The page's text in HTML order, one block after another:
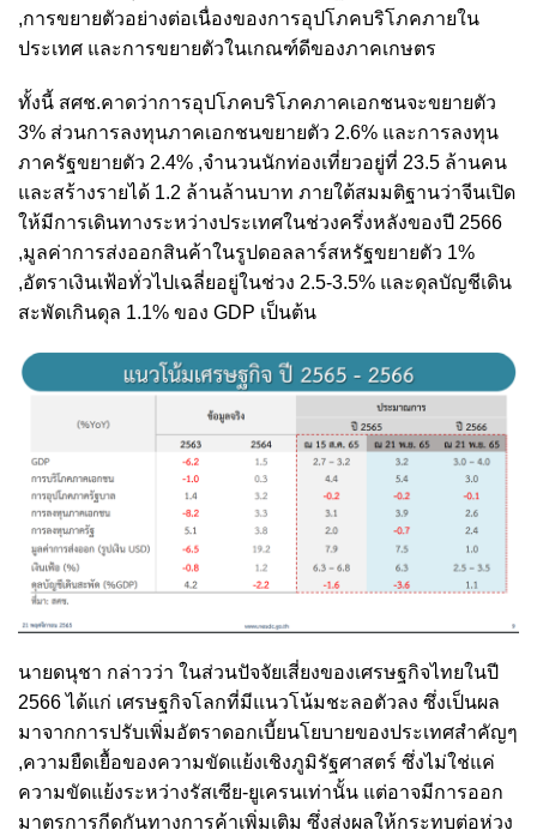
,การขยายตัวอย่างต่อเนื่องของการอุปโภคบริโภคภายใน
ประเทศ และการขยายตัวในเกณฑ์ดีของภาคเกษตร
ทั้งนี้ สศช.คาดว่าการอุปโภคบริโภคภาคเอกชนจะขยายตัว
3% ส่วนการลงทุนภาคเอกชนขยายตัว 2.6% และการลงทุน
ภาครัฐขยายตัว 2.4% ,จำนวนนักท่องเที่ยวอยู่ที่ 23.5 ล้านคน
และสร้างรายได้ 1.2 ล้านล้านบาท ภายใต้สมมติฐานว่าจีนเปิด
ให้มีการเดินทางระหว่างประเทศในช่วงครึ่งหลังของปี 2566
,มูลค่าการส่งออกสินค้าในรูปดอลลาร์สหรัฐขยายตัว 1%
,อัตราเงินเฟ้อทั่วไปเฉลี่ยอยู่ในช่วง 2.5-3.5% และดุลบัญชีเดิน
สะพัดเกินดุล 1.1% ของ GDP เป็นต้น
นายดนุชา กล่าวว่า ในส่วนปัจจัยเสี่ยงของเศรษฐกิจไทยในปี
2566 ได้แก่ เศรษฐกิจโลกที่มีแนวโน้มชะลอตัวลง ซึ่งเป็นผล
มาจากการปรับเพิ่มอัตราดอกเบี้ยนโยบายของประเทศสำคัญๆ
,ความยืดเยื้อของความขัดแย้งเชิงภูมิรัฐศาสตร์ ซึ่งไม่ใช่แค่
ความขัดแย้งระหว่างรัสเซีย-ยูเครนเท่านั้น แต่อาจมีการออก
มาตรการกีดกันทางการค้าเพิ่มเติม ซึ่งส่งผลให้กระทบต่อห่วง